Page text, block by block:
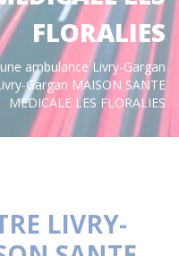
FLORALIES
ambulance Livry-Gargan
Gargan MAISON SANTE
MEDICALE LES FLORALIES
LIVRY-